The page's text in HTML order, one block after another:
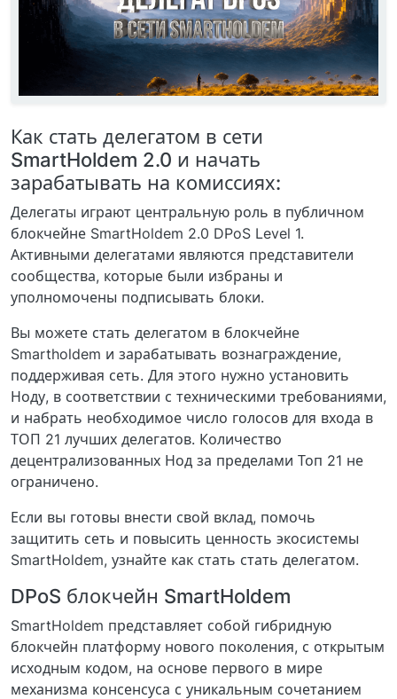
Как стать делегатом в сети
SmartHoldem 2.0 и начать
зарабатывать на комиссиях:
Делегаты играют центральную роль в публичном
блокчейне SmartHoldem 2.0 DPoS Level 1.
Активными делегатами являются представители
сообщества, которые были избраны и
уполномочены подписывать блоки.
Вы можете стать делегатом в блокчейне
Smartholdem и зарабатывать вознаграждение,
поддерживая сеть. Для этого нужно установить
Ноду, в соответствии с техническими требованиями,
и набрать необходимое число голосов для входа в
ТОП 21 лучших делегатов. Количество
децентрализованных Нод за пределами Топ 21 не
ограничено.
Если вы готовы внести свой вклад, помочь
защитить сеть и повысить ценность экосистемы
SmartHoldem, узнайте как стать стать делегатом.
DPoS блокчейн SmartHoldem
SmartHoldem представляет собой гибридную
блокчейн платформу нового поколения, с открытым
исходным кодом, на основе первого в мире
механизма консенсуса с уникальным сочетанием